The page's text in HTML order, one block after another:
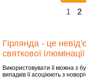
1 2
Гірлянда - це
святкової ілюмінації
Використовувати її можна з
випадків її асоціюють з